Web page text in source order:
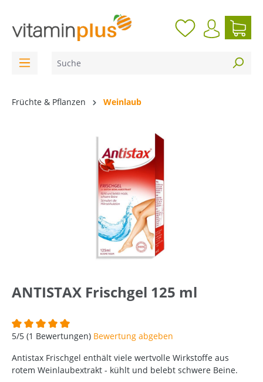
Früchte & Pflanzen Weinlaub
ANTISTAX Frischgel 125 ml
Durchschnittliche Bewertung von 5 von 5 Sternen
5/5 (1 Bewertungen) Bewertung abgeben
Antistax Frischgel enthält viele wertvolle Wirkstoffe aus
rotem Weinlaubextrakt - kühlt und belebt schwere Beine.